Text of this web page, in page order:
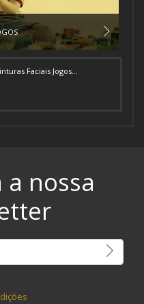
Faciais Jogos...
a nossa